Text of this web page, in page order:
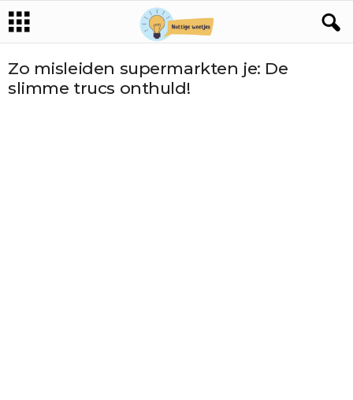
Zo misleiden supermarkten je: De
slimme trucs onthuld!